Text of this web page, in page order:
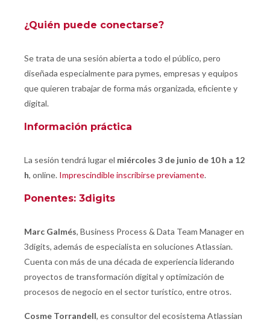
¿Quién puede conectarse?
Se trata de una sesión abierta a todo el público, pero
diseñada especialmente para pymes, empresas y equipos
que quieren trabajar de forma más organizada, eficiente y
digital.
Información práctica
La sesión tendrá lugar el miércoles 3 de junio de 10 h a 12
h, online. Imprescindible inscribirse previamente.
Ponentes: 3digits
Marc Galmés, Business Process & Data Team Manager en
3digits, además de especialista en soluciones Atlassian.
Cuenta con más de una década de experiencia liderando
proyectos de transformación digital y optimización de
procesos de negocio en el sector turístico, entre otros.
Cosme Torrandell, es consultor del ecosistema Atlassian